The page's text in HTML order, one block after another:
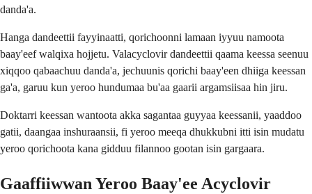
danda'a.
Hanga dandeettii fayyinaatti, qorichoonni lamaan iyyuu namoota
baay'eef walqixa hojjetu. Valacyclovir dandeettii qaama keessa seenuu
xiqqoo qabaachuu danda'a, jechuunis qorichi baay'een dhiiga keessan
ga'a, garuu kun yeroo hundumaa bu'aa gaarii argamsiisaa hin jiru.
Doktarri keessan wantoota akka sagantaa guyyaa keessanii, yaaddoo
gatii, daangaa inshuraansii, fi yeroo meeqa dhukkubni itti isin mudatu
yeroo qorichoota kana gidduu filannoo gootan isin gargaara.
Gaaffiiwwan Yeroo Baay'ee Acyclovir